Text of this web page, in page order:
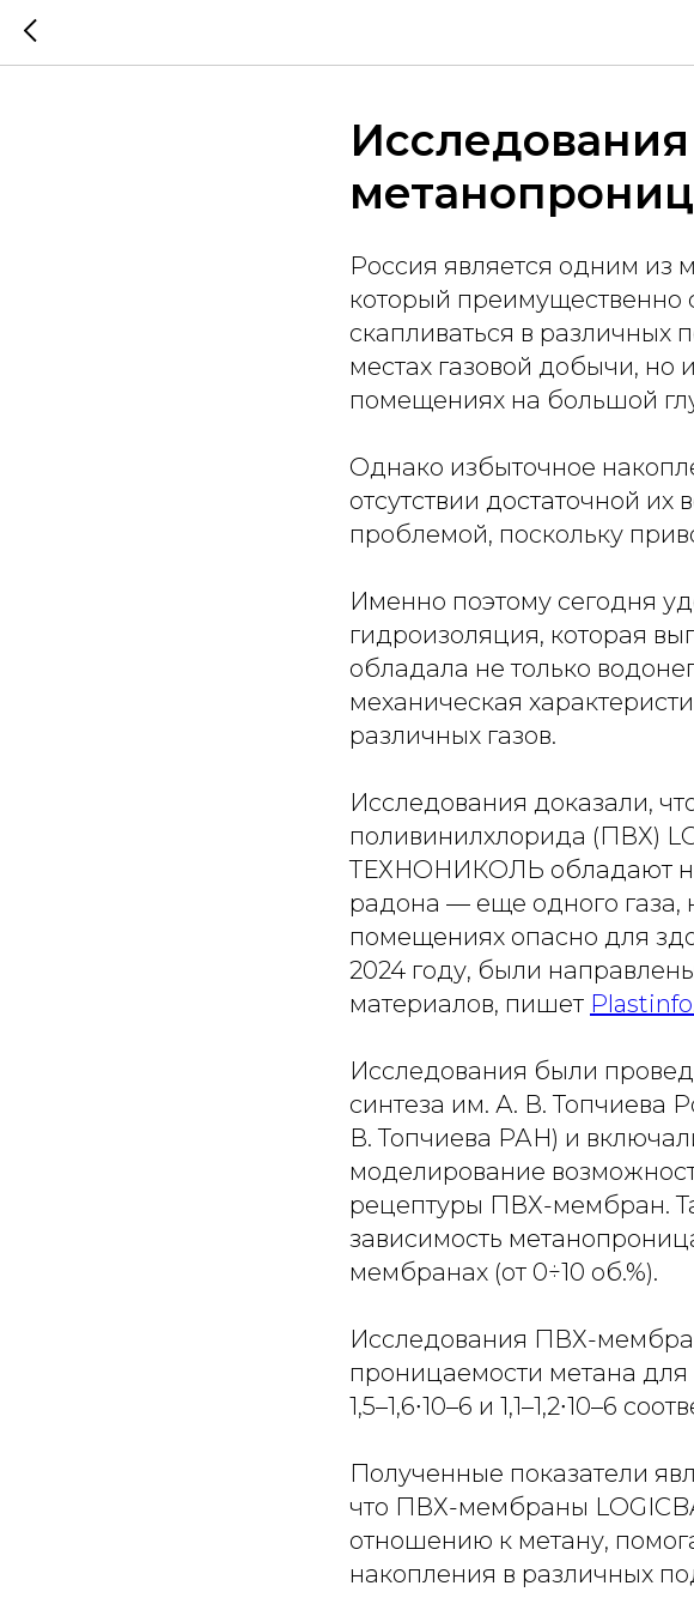
Россия является одним из
который преимущественно
скапливаться в различных
местах газовой добычи, но
помещениях на большой
Однако избыточное
отсутствии достаточной
проблемой, поскольку
Именно поэтому сегодня
гидроизоляция, которая
обладала не только
механическая
различных газов.
Исследования доказали,
поливинилхлорида (ПВХ)
ТЕХНОНИКОЛЬ обладают
радона — еще одного газа,
помещениях опасно для
2024 году, были
материалов, пишет
Исследования были
синтеза им. А. В. Топчиева
В. Топчиева РАН) и
моделирование
рецептуры ПВХ-мембран.
зависимость
мембранах (от 0÷10 об.%).
Исследования ПВХ-
проницаемости метана
1,5–1,6∙10–6 и 1,1–1,2∙10–6
Полученные показатели
что ПВХ-мембраны
отношению к метану,
накопления в различных